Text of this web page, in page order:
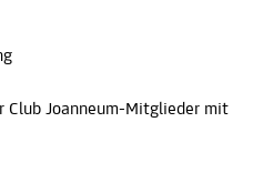
Joanneum-Mitglieder mit